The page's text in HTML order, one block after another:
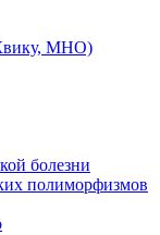
МНО)
болезни
полиморфизмов